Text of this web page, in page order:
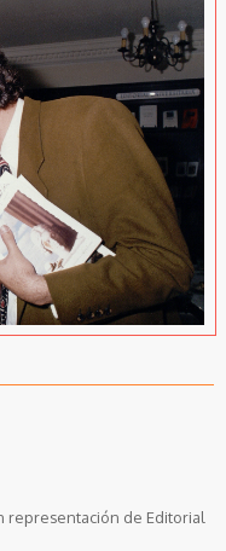
representación de Editorial